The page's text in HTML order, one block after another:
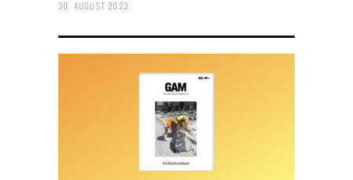
30. AUGUST 2023